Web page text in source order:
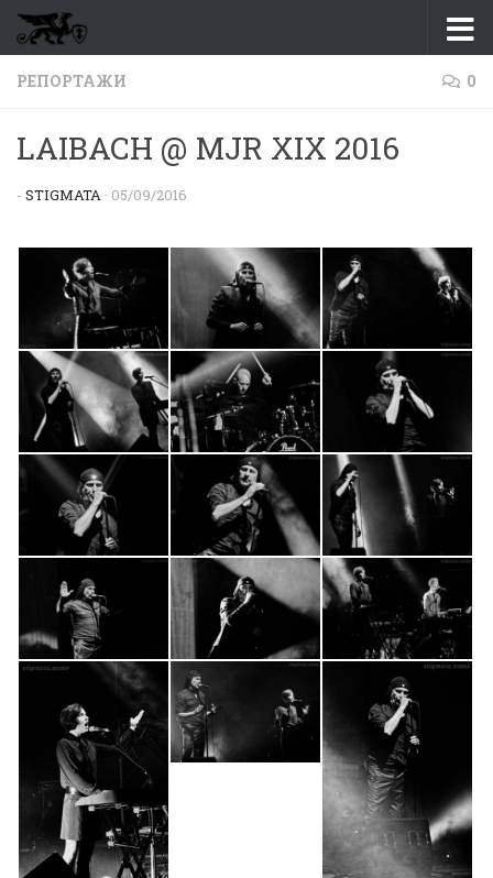
Перейти к содержимому
РЕПОРТАЖИ 0
LAIBACH @ MJR XIX 2016
- STIGMATA · 05/09/2016